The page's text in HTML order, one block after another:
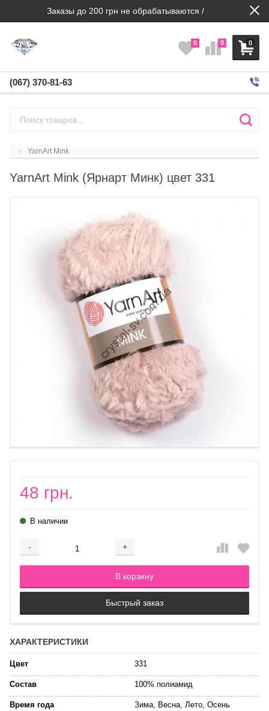
Заказы до 200 грн не обрабатываются /
0
0 0
(067) 370-81-63
YarnArt Mink
YarnArt Mink (Ярнарт Минк) цвет 331
48 грн.
В наличии
- +
Добавляется...
В корзину
Добавлен
Быстрый заказ
ХАРАКТЕРИСТИКИ
Цвет 331
Состав 100% полиамид
Время года Зима, Весна, Лето, Осень